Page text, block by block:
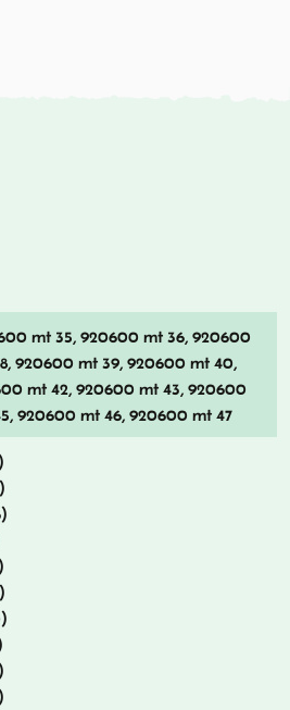
mt 35, 920600 mt 36, 920600
920600 mt 39, 920600 mt 40,
mt 42, 920600 mt 43, 920600
920600 mt 46, 920600 mt 47